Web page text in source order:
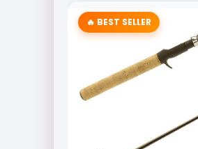
🔥 BEST SELLER